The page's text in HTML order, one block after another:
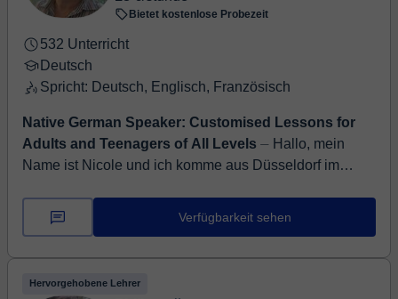
Bietet kostenlose Probezeit
532 Unterricht
Deutsch
Spricht: Deutsch, Englisch, Französisch
Native German Speaker: Customised Lessons for
Adults and Teenagers of All Levels ⏤ Hallo, mein
Name ist Nicole und ich komme aus Düsseldorf im
freue mich darauf, dir meine Muttersprach...
Verfügbarkeit sehen
Hervorgehobene Lehrer